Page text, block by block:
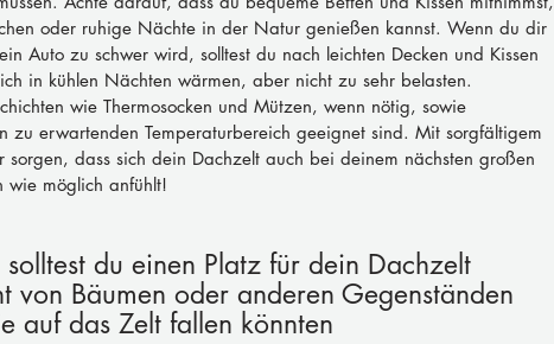
oder ruhige Nächte in der Natur genießen kannst. Wenn du dir
Auto zu schwer wird, solltest du nach leichten Decken und Kissen
in kühlen Nächten wärmen, aber nicht zu sehr belasten.
wie Thermosocken und Mützen, wenn nötig, sowie
zu erwartenden Temperaturbereich geeignet sind. Mit sorgfältigem
sorgen, dass sich dein Dachzelt auch bei deinem nächsten großen
wie möglich anfühlt!
du einen Platz für dein Dachzelt
von Bäumen oder anderen Gegenständen
auf das Zelt fallen könnten